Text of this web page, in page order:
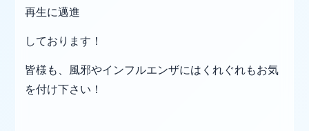
再生に邁進
しております！
皆様も、風邪やインフルエンザにはくれぐれもお気
を付け下さい！